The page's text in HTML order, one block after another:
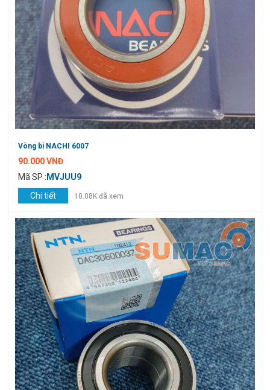
Vòng bi NACHI 6007
90.000 VNĐ
Mã SP : MVJUU9
Chi tiết
10.08K đã xem